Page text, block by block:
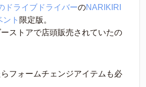
ドライブドライバーのNARIKIRI
ト 限定版。
ストアで店頭販売されていたの
フォームチェンジアイテムも必